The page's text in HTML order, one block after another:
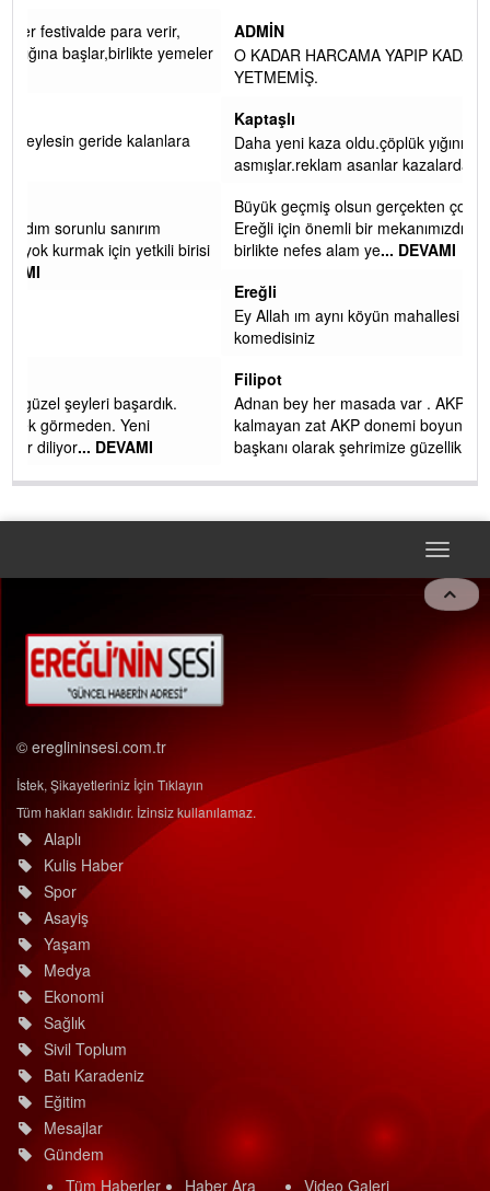
oh oh artık erdemir belediyeye her festivalde para verir,
posbıyığın oğlu tekrar saç tüccarlığına başlar,birlikte yemeler
Rabbimiz rahmeti ile muammele eylesin geride kalanlara
Merhaba dün beşik aldık kuramadım sorunlu sanırım
bebeğim küçük bırakacak kimse yok kurmak için yetkili birisi
varmı gelebilirmi acil yar
Geçen dönemdede CHP de çok güzel şeyleri başardık.
Hemde Neriman hanımdan destek görmeden. Yeni
yönetimdeki arkadaşlara başarılar diliyor... DEVAMI
O
Daha
Büyük
Ereğli
birlikte
Ey
Adnan
Toggle
© ereglininsesi.com.tr
İstek, Şikayetleriniz İçin Tıklayın
Tüm hakları saklıdır. İzinsiz kullanılamaz.
Alaplı
Kulis Haber
Spor
Asayiş
Yaşam
Medya
Ekonomi
Sağlık
Sivil Toplum
Batı Karadeniz
Eğitim
Mesajlar
Gündem
Tüm Haberler
Haber Ara Video Galeri